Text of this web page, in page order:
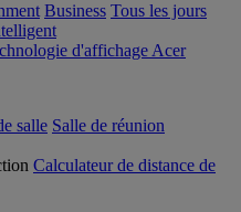
Business Tous les jours
d'affichage Acer
salle Salle de réunion
Calculateur de distance de